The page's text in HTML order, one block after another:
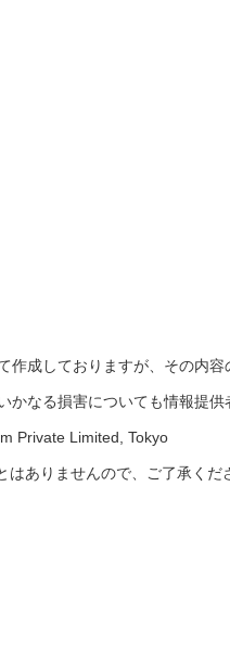
作成しておりますが、その内容
かなる損害についても情報提供
Private Limited, Tokyo
ありませんので、ご了承くだ